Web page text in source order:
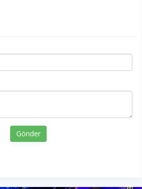
Gönder